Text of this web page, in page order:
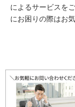
によるサービスを
にお困りの際はお